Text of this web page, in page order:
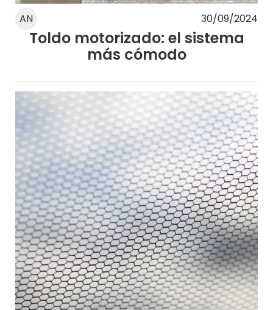
AN 30/09/2024
Toldo motorizado: el sistema
más cómodo